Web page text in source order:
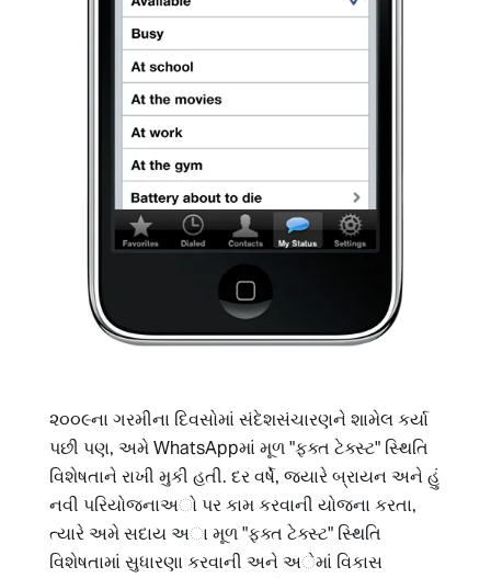
૨૦૦૯ના ગરમીના દિવસોમાં સંદેશસંચારણને શામેલ કર્યા
પછી પણ, અમે WhatsAppમાં મૂળ "ફક્ત ટેક્સ્ટ" સ્થિતિ
વિશેષતાને રાખી મુકી હતી. દર વર્ષે, જ્યારે બ્રાયન અને હું
નવી પરિયોજનાઅો પર કામ કરવાની યોજના કરતા,
ત્યારે અમે સદાય અા મૂળ "ફક્ત ટેક્સ્ટ" સ્થિતિ
વિશેષતામાં સુધારણા કરવાની અને અેમાં વિકાસ